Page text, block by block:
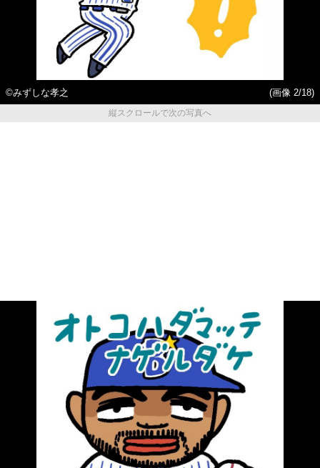
©みずしな孝之
(画像 2/18)
縦スクロールで次の写真へ